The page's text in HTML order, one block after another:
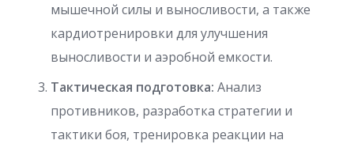
мышечной силы и выносливости, а также
кардиотренировки для улучшения
выносливости и аэробной емкости.
Тактическая подготовка: Анализ
противников, разработка стратегии и
тактики боя, тренировка реакции на